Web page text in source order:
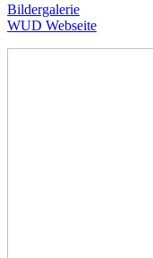
Bildergalerie
WUD Webseite